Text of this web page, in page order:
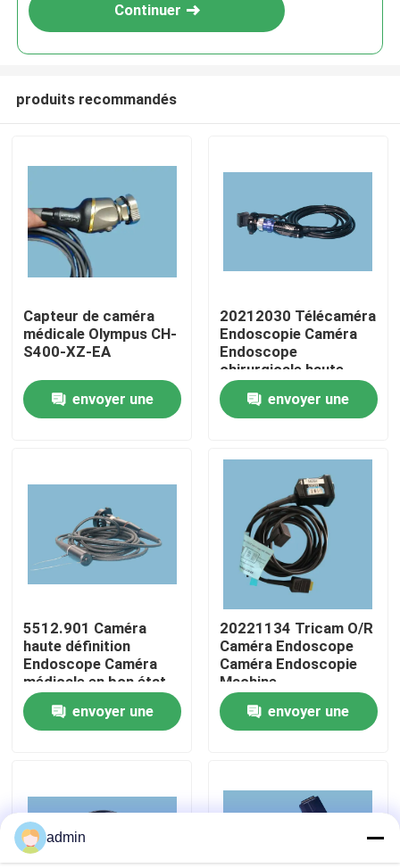
À la maison
Produits
À propos de nous
Visite de l'usine
Contrôle de la qualité
Nous contacter
Endoscope médical
Portée souple
Continuer
produits recommandés
Capteur de caméra
médicale Olympus CH-
S400-XZ-EA
envoyer une
20212030 Télécaméra
Endoscopie Caméra
Endoscope
chirurgicale haute
définition
envoyer une
5512.901 Caméra
haute définition
Endoscope Caméra
médicale en bon état
envoyer une
20221134 Tricam O/R
Caméra Endoscope
Caméra Endoscopie
Machine
envoyer une
admin